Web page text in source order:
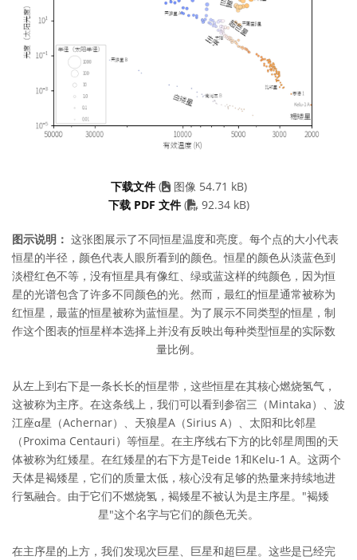
下载文件 ( 图像 54.71 kB)
下载 PDF 文件 ( PDF file
92.34 kB)
图示说明： 这张图展示了不同恒星温度和亮度。每个点的大小代表
恒星的半径，颜色代表人眼所看到的颜色。恒星的颜色从淡蓝色到
淡橙红色不等，没有恒星具有像红、绿或蓝这样的纯颜色，因为恒
星的光谱包含了许多不同颜色的光。然而，最红的恒星通常被称为
红恒星，最蓝的恒星被称为蓝恒星。为了展示不同类型的恒星，制
作这个图表的恒星样本选择上并没有反映出每种类型恒星的实际数
量比例。
从左上到右下是一条长长的恒星带，这些恒星在其核心燃烧氢气，
这被称为主序。在这条线上，我们可以看到参宿三（Mintaka）、波
江座α星（Achernar）、天狼星A（Sirius A）、太阳和比邻星
（Proxima Centauri）等恒星。在主序线右下方的比邻星周围的天
体被称为红矮星。在红矮星的右下方是Teide 1和Kelu-1 A。这两个
天体是褐矮星，它们的质量太低，核心没有足够的热量来持续地进
行氢融合。由于它们不燃烧氢，褐矮星不被认为是主序星。"褐矮
星"这个名字与它们的颜色无关。
在主序星的上方，我们发现次巨星、巨星和超巨星。这些是已经完